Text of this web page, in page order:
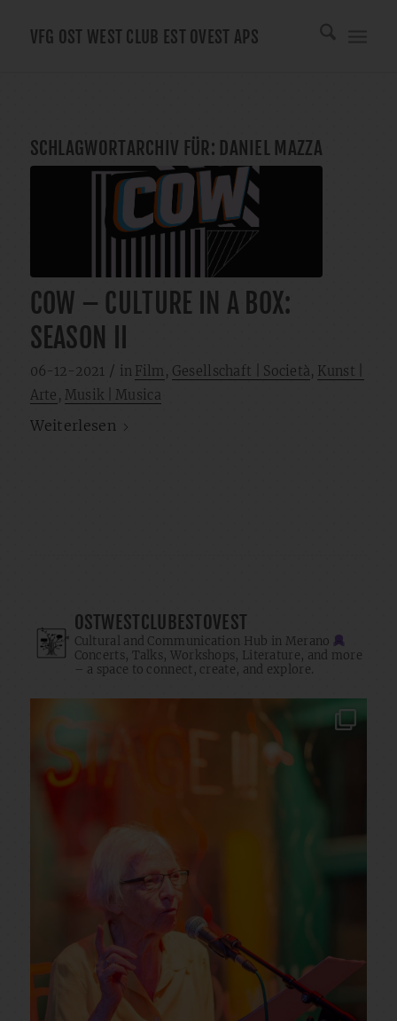
VFG OST WEST CLUB EST OVEST APS
SCHLAGWORTARCHIV FÜR: DANIEL MAZZA
COW – CULTURE IN A BOX:
SEASON II
06-12-2021 / in Film , Gesellschaft | Società, Kunst |
Arte , Musik | Musica
Weiterlesen
OSTWESTCLUBESTOVEST
Cultural and Communication Hub in Merano
Concerts, Talks, Workshops, Literature, and more
– a space to connect, create, and explore.